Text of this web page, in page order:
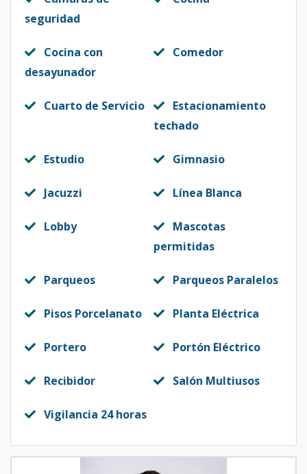
seguridad
Cocina con
desayunador
Comedor
Cuarto de Servicio
Estacionamiento
techado
Estudio Gimnasio
Jacuzzi Línea Blanca
Lobby
Mascotas
permitidas
Parqueos Parqueos Paralelos
Pisos Porcelanato Planta Eléctrica
Portero Portón Eléctrico
Recibidor Salón Multiusos
Vigilancia 24 horas